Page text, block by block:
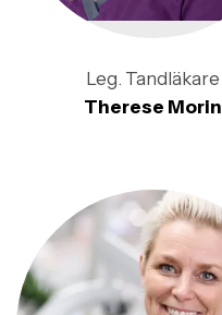
Leg. Tandläkare
Therese Morin